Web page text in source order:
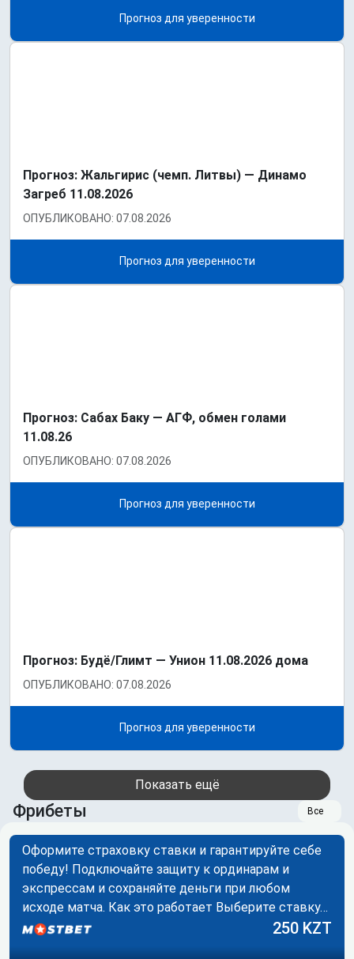
Прогноз для уверенности
Прогноз: Жальгирис (чемп. Литвы) — Динамо
Загреб 11.08.2026
ОПУБЛИКОВАНО: 07.08.2026
Прогноз для уверенности
Прогноз: Сабах Баку — АГФ, обмен голами
11.08.26
ОПУБЛИКОВАНО: 07.08.2026
Прогноз для уверенности
Прогноз: Будё/Глимт — Унион 11.08.2026 дома
ОПУБЛИКОВАНО: 07.08.2026
Прогноз для уверенности
Показать ещё
Фрибеты Все
Оформите страховку ставки и гарантируйте себе
победу! Подключайте защиту к ординарам и
экспрессам и сохраняйте деньги при любом
исходе матча. Как это работает Выберите ставку…
250 KZT